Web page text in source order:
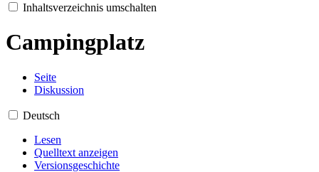
Inhaltsverzeichnis umschalten
Campingplatz
Seite
Diskussion
Deutsch
Lesen
Quelltext anzeigen
Versionsgeschichte